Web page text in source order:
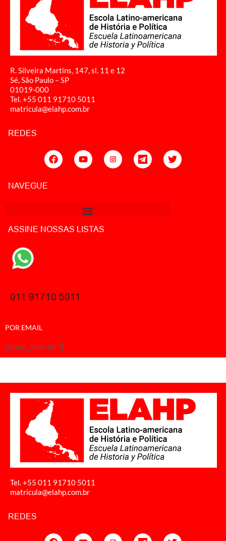
R. Silveira Martins, 147, sl. 11 e 12
Sé, São Paulo – SP
01019-000
Tel. +55 011 91710 5011
matricula@elahp.com.br
REDES
NAVEGUE
ASSINE NOSSAS LISTAS
011 91710 5011
POR EMAIL
[sibwp_form id=1]
Tel. +55 011 91710 5011
matricula@elahp.com.br
REDES